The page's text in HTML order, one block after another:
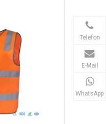
Telefon
E-Mail
WhatsApp